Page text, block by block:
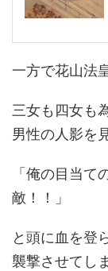
一方で花山法
三女も四女も
男性の人影を
「俺の目当
敵！！」
と頭に血を登
襲撃させてし